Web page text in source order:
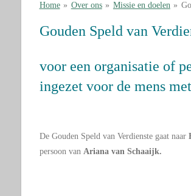
Home » Over ons » Missie en doelen »
Gouden Speld van
voor een organisatie of
ingezet voor de mens
De Gouden Speld van Verdienste gaat naar
persoon van Ariana van Schaaijk.